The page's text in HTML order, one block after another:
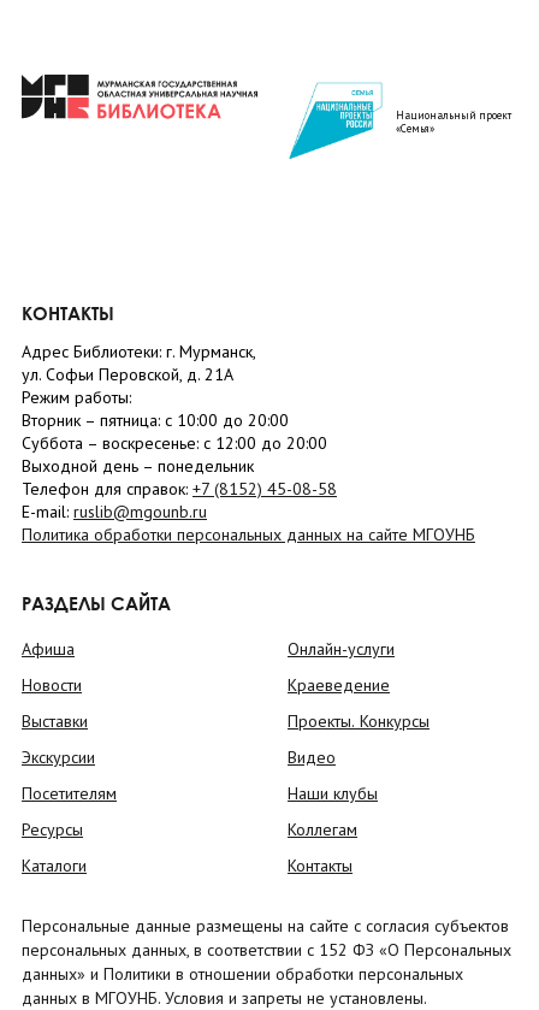
Национальный проект
«Семья»
КОНТАКТЫ
Адрес Библиотеки: г. Мурманск,
ул. Софьи Перовской, д. 21А
Режим работы:
Вторник – пятница: с 10:00 до 20:00
Суббота – воскресенье: c 12:00 до 20:00
Выходной день – понедельник
Телефон для справок: +7 (8152) 45-08-58
E-mail: ruslib@mgounb.ru
Политика обработки персональных данных на сайте МГОУНБ
РАЗДЕЛЫ САЙТА
Афиша
Новости
Выставки
Экскурсии
Посетителям
Ресурсы
Каталоги
Онлайн-услуги
Краеведение
Проекты. Конкурсы
Видео
Наши клубы
Коллегам
Контакты
Персональные данные размещены на сайте с согласия субъектов
персональных данных, в соответствии с 152 ФЗ «О Персональных
данных» и Политики в отношении обработки персональных
данных в МГОУНБ. Условия и запреты не установлены.